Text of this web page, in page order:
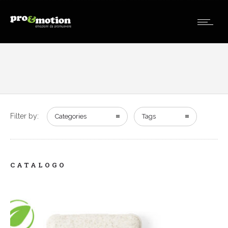
Filter by: Categories Tags
CATALOGO